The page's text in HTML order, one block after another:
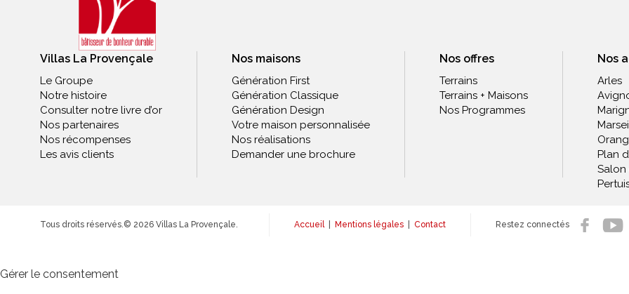
Villas La Provençale
Le Groupe
Notre histoire
Consulter notre livre d’or
Nos partenaires
Nos récompenses
Les avis clients
Nos maisons
Génération First
Génération Classique
Génération Design
Votre maison personnalisée
Nos réalisations
Demander une brochure
Nos offres
Terrains
Terrains + Maisons
Nos Programmes
Nos
Arles
Plan
Salon
© 2026 Villas La Provençale.
Tous droits réservés. Accueil| Mentions légales Contact Restez connectés
Gérer le consentement